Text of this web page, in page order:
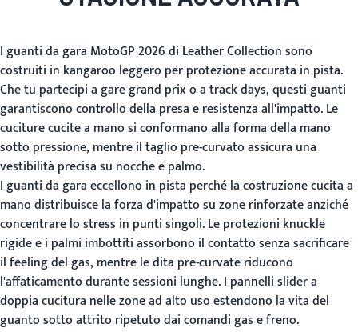
I guanti da gara MotoGP 2026 di Leather Collection sono
costruiti in kangaroo leggero per protezione accurata in pista.
Che tu partecipi a gare grand prix o a track days, questi guanti
garantiscono controllo della presa e resistenza all'impatto. Le
cuciture cucite a mano si conformano alla forma della mano
sotto pressione, mentre il taglio pre-curvato assicura una
vestibilità precisa su nocche e palmo.
I guanti da gara eccellono in pista perché la costruzione cucita a
mano distribuisce la forza d'impatto su zone rinforzate anziché
concentrare lo stress in punti singoli. Le protezioni knuckle
rigide e i palmi imbottiti assorbono il contatto senza sacrificare
il feeling del gas, mentre le dita pre-curvate riducono
l'affaticamento durante sessioni lunghe. I pannelli slider a
doppia cucitura nelle zone ad alto uso estendono la vita del
guanto sotto attrito ripetuto dai comandi gas e freno.